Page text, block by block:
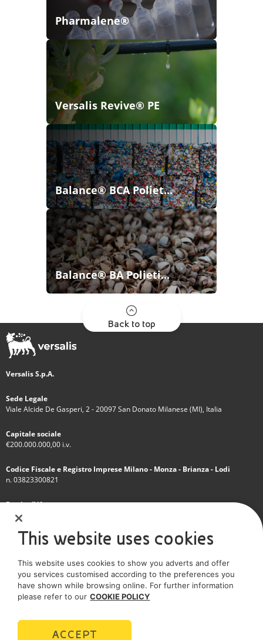
Pharmalene®
Versalis Revive® PE
Balance® BCA Poliet...
Balance® BA Polieti...
Back to top
Versalis S.p.A.
Sede Legale
Viale Alcide De Gasperi, 2 - 20097 San Donato Milanese (MI), Italia
Capitale sociale
€200.000.000,00 i.v.
Codice Fiscale e Registro Imprese Milano - Monza - Brianza - Lodi
n. 03823300821
Partita IVA
IT 01768800748 - R.E.A. Milano n.1351279
Società soggetta all'attività di direzione e coordinamento dell'Eni S.p.A.
Società con unico socio
SOCIAL MEDIA
This website uses cookies
This website uses cookies to show you adverts and offer
you services customised according to the preferences you
have shown while browsing online. For further information
please refer to our COOKIE POLICY
ACCEPT